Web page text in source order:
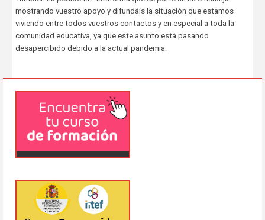
mostrando vuestro apoyo y difundáis la situación que estamos
viviendo entre todos vuestros contactos y en especial a toda la
comunidad educativa, ya que este asunto está pasando
desapercibido debido a la actual pandemia.